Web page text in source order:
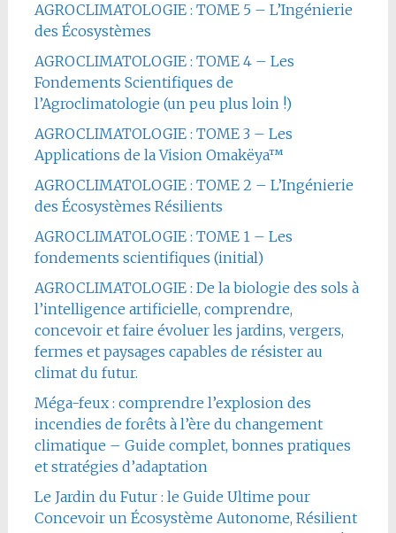
AGROCLIMATOLOGIE : TOME 5 – L’Ingénierie
des Écosystèmes
AGROCLIMATOLOGIE : TOME 4 – Les
Fondements Scientifiques de
l’Agroclimatologie (un peu plus loin !)
AGROCLIMATOLOGIE : TOME 3 – Les
Applications de la Vision Omakëya™
AGROCLIMATOLOGIE : TOME 2 – L’Ingénierie
des Écosystèmes Résilients
AGROCLIMATOLOGIE : TOME 1 – Les
fondements scientifiques (initial)
AGROCLIMATOLOGIE : De la biologie des sols à
l’intelligence artificielle, comprendre,
concevoir et faire évoluer les jardins, vergers,
fermes et paysages capables de résister au
climat du futur.
Méga-feux : comprendre l’explosion des
incendies de forêts à l’ère du changement
climatique – Guide complet, bonnes pratiques
et stratégies d’adaptation
Le Jardin du Futur : le Guide Ultime pour
Concevoir un Écosystème Autonome, Résilient